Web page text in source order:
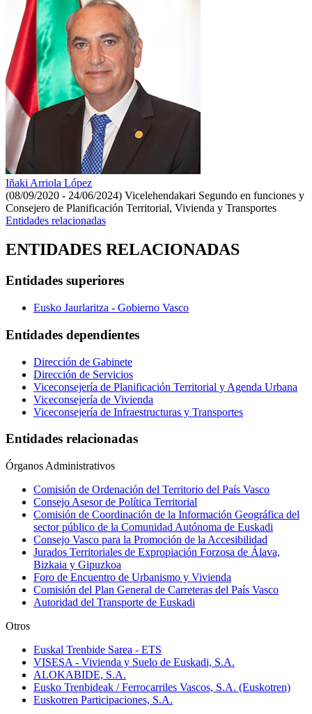
Iñaki Arriola López
(08/09/2020 - 24/06/2024) Vicelehendakari Segundo en funciones y
Consejero de Planificación Territorial, Vivienda y Transportes
Entidades relacionadas
ENTIDADES RELACIONADAS
Entidades superiores
Eusko Jaurlaritza - Gobierno Vasco
Entidades dependientes
Dirección de Gabinete
Dirección de Servicios
Viceconsejería de Planificación Territorial y Agenda Urbana
Viceconsejería de Vivienda
Viceconsejería de Infraestructuras y Transportes
Entidades relacionadas
Órganos Administrativos
Comisión de Ordenación del Territorio del País Vasco
Consejo Asesor de Política Territorial
Comisión de Coordinación de la Información Geográfica del
sector público de la Comunidad Autónoma de Euskadi
Consejo Vasco para la Promoción de la Accesibilidad
Jurados Territoriales de Expropiación Forzosa de Álava,
Bizkaia y Gipuzkoa
Foro de Encuentro de Urbanismo y Vivienda
Comisión del Plan General de Carreteras del País Vasco
Autoridad del Transporte de Euskadi
Otros
Euskal Trenbide Sarea - ETS
VISESA - Vivienda y Suelo de Euskadi, S.A.
ALOKABIDE, S.A.
Eusko Trenbideak / Ferrocarriles Vascos, S.A. (Euskotren)
Euskotren Participaciones, S.A.